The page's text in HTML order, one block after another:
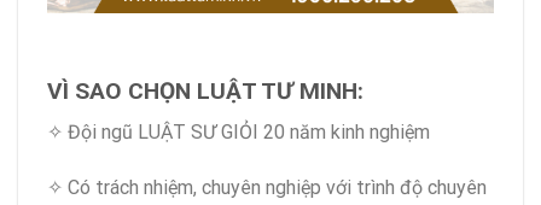
VÌ SAO CHỌN LUẬT TƯ MINH:
✧ Đội ngũ LUẬT SƯ GIỎI 20 năm kinh nghiệm
✧ Có trách nhiệm, chuyên nghiệp với trình độ chuyên